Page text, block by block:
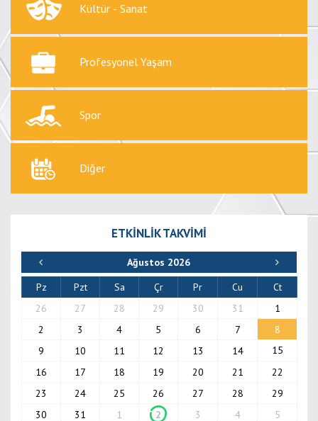
ETKİNLİK TAKVİMİ
Ağustos 2026
Pz
Pzt Sa Çr Pr Cu
Ct
26
27 28 29 30 31
1
2
3 4 5 6 7
8
9
10 11 12 13 14
15
16
17 18 19 20 21
22
23
24 25 26 27 28
29
30
31 1 2 3 4 5